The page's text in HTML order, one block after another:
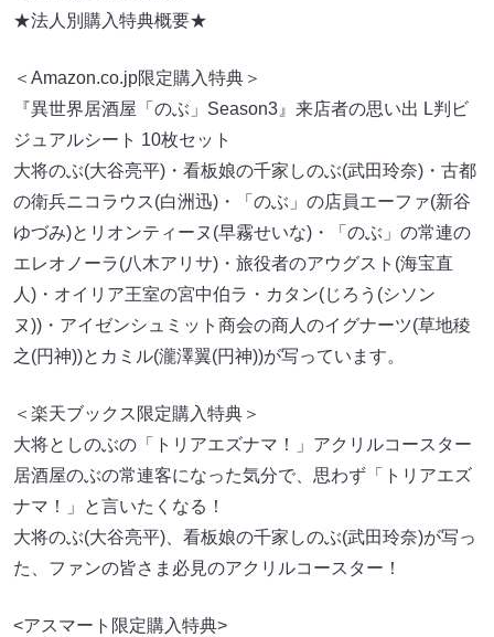
★法人別購入特典概要★
＜Amazon.co.jp限定購入特典＞
『異世界居酒屋「のぶ」Season3』来店者の思い出 L判ビ
ジュアルシート 10枚セット
大将のぶ(大谷亮平)・看板娘の千家しのぶ(武田玲奈)・古都
の衛兵ニコラウス(白洲迅)・「のぶ」の店員エーファ(新谷
ゆづみ)とリオンティーヌ(早霧せいな)・「のぶ」の常連の
エレオノーラ(八木アリサ)・旅役者のアウグスト(海宝直
人)・オイリア王室の宮中伯ラ・カタン(じろう(シソン
ヌ))・アイゼンシュミット商会の商人のイグナーツ(草地稜
之(円神))とカミル(瀧澤翼(円神))が写っています。
＜楽天ブックス限定購入特典＞
大将としのぶの「トリアエズナマ！」アクリルコースター
居酒屋のぶの常連客になった気分で、思わず「トリアエズ
ナマ！」と言いたくなる！
大将のぶ(大谷亮平)、看板娘の千家しのぶ(武田玲奈)が写っ
た、ファンの皆さま必見のアクリルコースター！
<アスマート限定購入特典>